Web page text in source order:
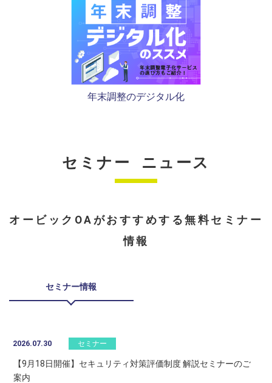
年末調整のデジタル化
セミナー ニュース
オービックOAがおすすめする無料セミナー
情報
セミナー情報
2026.07.30 セミナー
【9月18日開催】セキュリティ対策評価制度 解説セミナーのご
案内